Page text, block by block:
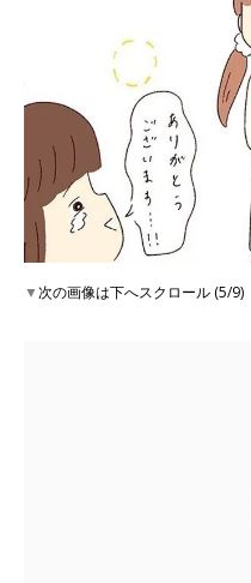
▼次の画像は下へスクロール (5/9)